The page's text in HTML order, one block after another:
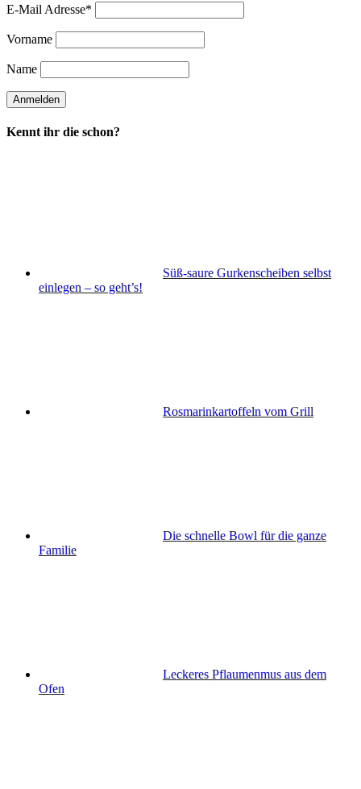
E-Mail Adresse*
Vorname
Name
Kennt ihr die schon?
Süß-saure Gurkenscheiben selbst
einlegen – so geht’s!
Rosmarinkartoffeln vom Grill
Die schnelle Bowl für die ganze
Familie
Leckeres Pflaumenmus aus dem
Ofen